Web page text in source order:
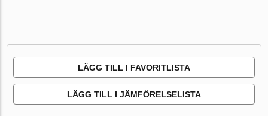
LÄGG TILL I FAVORITLISTA
LÄGG TILL I JÄMFÖRELSELISTA